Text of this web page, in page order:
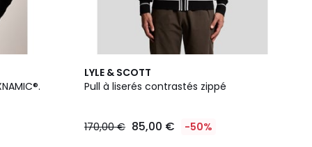
LYLE & SCOTT
Pull à liserés contrastés zippé
170,00 € 85,00 € -50%
2
Couleurs